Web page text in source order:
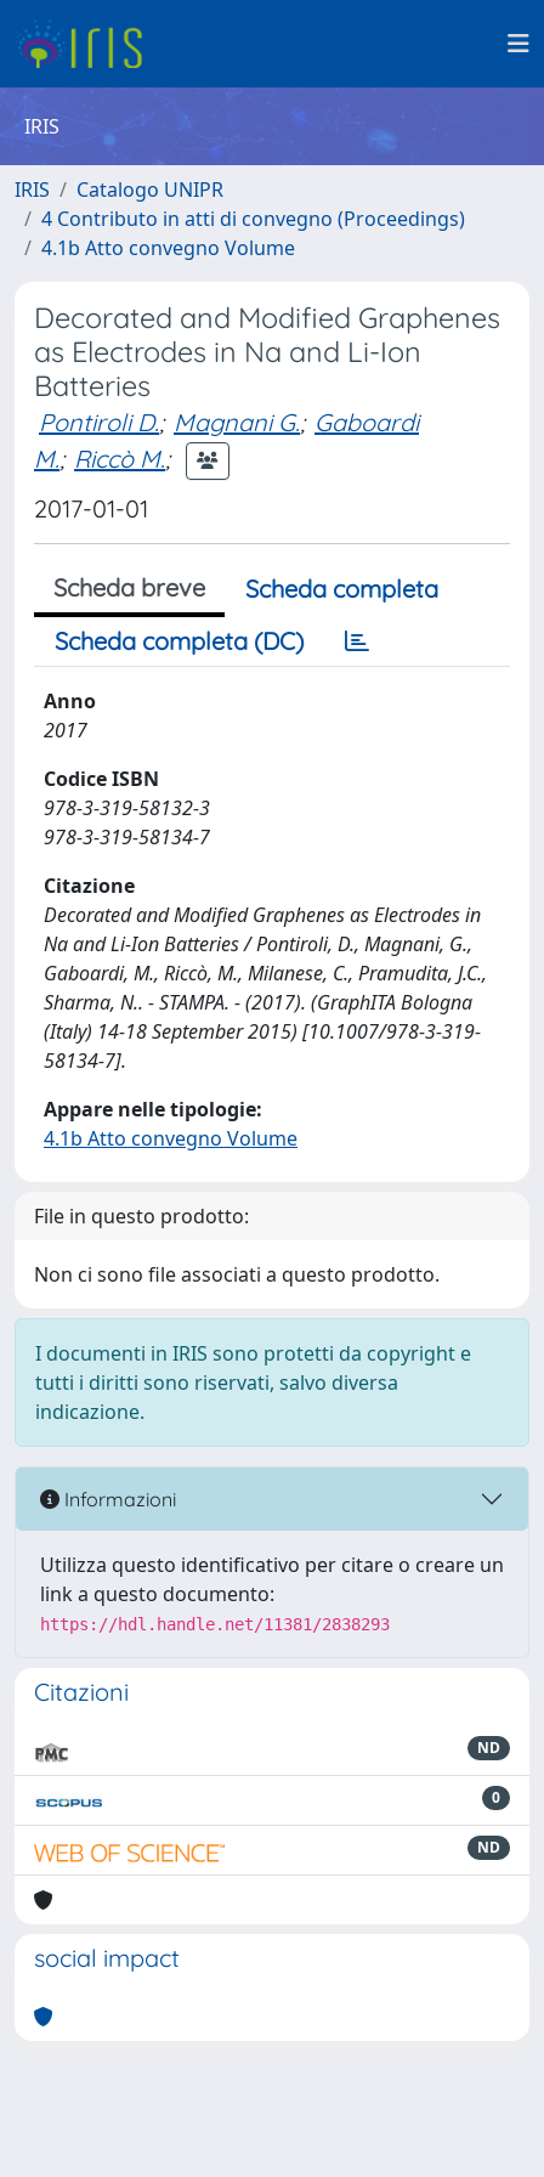
IRIS
IRIS
Catalogo UNIPR
4 Contributo in atti di convegno (Proceedings)
4.1b Atto convegno Volume
Decorated and Modified Graphenes
as Electrodes in Na and Li-Ion
Batteries
Pontiroli D.; Magnani G.; Gaboardi
M.; Riccò M.;
2017-01-01
Scheda breve
Scheda completa
Scheda completa (DC)
Anno
2017
Codice ISBN
978-3-319-58132-3
978-3-319-58134-7
Citazione
Decorated and Modified Graphenes as Electrodes in
Na and Li-Ion Batteries / Pontiroli, D., Magnani, G.,
Gaboardi, M., Riccò, M., Milanese, C., Pramudita, J.C.,
Sharma, N.. - STAMPA. - (2017). (GraphITA Bologna
(Italy) 14-18 September 2015) [10.1007/978-3-319-
58134-7].
Appare nelle tipologie:
4.1b Atto convegno Volume
File in questo prodotto:
Non ci sono file associati a questo prodotto.
I documenti in IRIS sono protetti da copyright e
tutti i diritti sono riservati, salvo diversa
indicazione.
Informazioni
Utilizza questo identificativo per citare o creare un
link a questo documento:
https://hdl.handle.net/11381/2838293
Citazioni
ND
0
ND
social impact